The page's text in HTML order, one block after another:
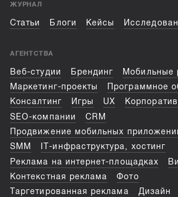
ЖУРНАЛ
Статьи Блоги Кейсы
АГЕНТСТВА
Веб-студии Брендинг
Мобильные
Маркетинг-проекты
Программное
Консалтинг
Игры UX
SEO-компании
CRM
Продвижение мобильных
SMM
IT-инфраструктура, хостинг
Реклама на интернет-площадках
Контекстная реклама
Фото
Таргетированная реклама
Дизайн